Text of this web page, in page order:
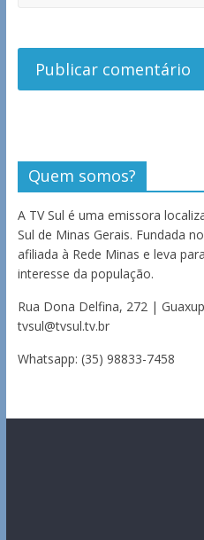
Quem somos?
A TV Sul é uma emissora
Sul de Minas Gerais. Fundada
afiliada à Rede Minas e leva
interesse da população.
Rua Dona Delfina, 272 |
tvsul@tvsul.tv.br
Whatsapp: (35) 98833-7458